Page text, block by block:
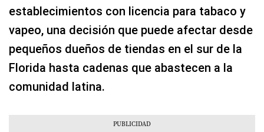
establecimientos con licencia para tabaco y
vapeo, una decisión que puede afectar desde
pequeños dueños de tiendas en el sur de la
Florida hasta cadenas que abastecen a la
comunidad latina.